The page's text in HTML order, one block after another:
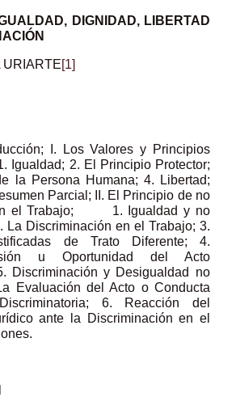
DIGNIDAD, LIBERTAD
URIARTE[1]
I. Los Valores y Principios
Igualdad; 2. El Principio Protector;
la Persona Humana; 4. Libertad;
Parcial; II. El Principio de no
el Trabajo; 1. Igualdad y no
La Discriminación en el Trabajo; 3.
de Trato Diferente; 4.
u Oportunidad del Acto
Discriminación y Desigualdad no
Evaluación del Acto o Conducta
6. Reacción del
ante la Discriminación en el